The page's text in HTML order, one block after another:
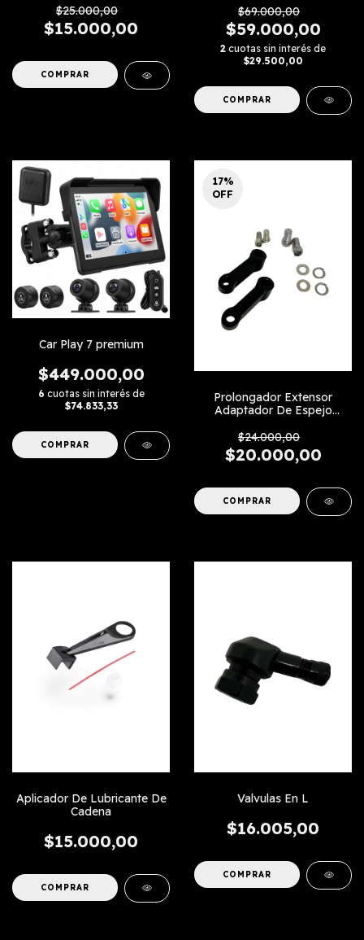
$25.000,00
$15.000,00
$69.000,00
$59.000,00
2 cuotas sin interés de
$29.500,00
Car Play 7 premium
$449.000,00
6 cuotas sin interés de
$74.833,33
17%
OFF
Prolongador Extensor
Adaptador De Espejo
$24.000,00
$20.000,00
Aplicador De Lubricante De
Cadena
$15.000,00
Valvulas En L
$16.005,00
COMPRAR